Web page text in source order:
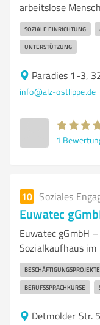
arbeitslose
SOZIALE EINRICHTUNG
UNTERSTÜTZUNG
Paradies 1-3,
info@alz-ostlippe.de
1
10 Soziales
Euwatec
Euwatec gGmbH
Sozialkaufhaus im
BESCHÄFTIGUNGSPROJEKTE
BERUFSSPRACHKURSE
Detmolder Str.